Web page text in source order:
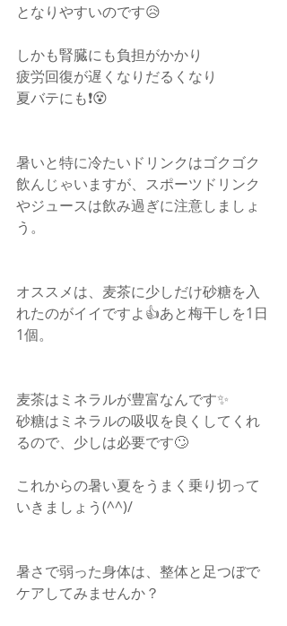
となりやすいのです😥
しかも腎臓にも負担がかかり
疲労回復が遅くなりだるくなり
夏バテにも❗️😵
暑いと特に冷たいドリンクはゴクゴク
飲んじゃいますが、スポーツドリンク
やジュースは飲み過ぎに注意しましょ
う。
オススメは、麦茶に少しだけ砂糖を入
れたのがイイですよ👍あと梅干しを1日
1個。
麦茶はミネラルが豊富なんです✨
砂糖はミネラルの吸収を良くしてくれ
るので、少しは必要です🙄
これからの暑い夏をうまく乗り切って
いきましょう(^^)/
暑さで弱った身体は、整体と足つぼで
ケアしてみませんか？